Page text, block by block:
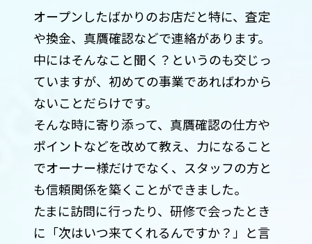
オープンしたばかりのお店だと特に、査定
や換金、真贋確認などで連絡があります。
中にはそんなこと聞く？というのも交じっ
ていますが、初めての事業であればわから
ないことだらけです。
そんな時に寄り添って、真贋確認の仕方や
ポイントなどを改めて教え、力になること
でオーナー様だけでなく、スタッフの方と
も信頼関係を築くことができました。
たまに訪問に行ったり、研修で会ったとき
に「次はいつ来てくれるんですか？」と言